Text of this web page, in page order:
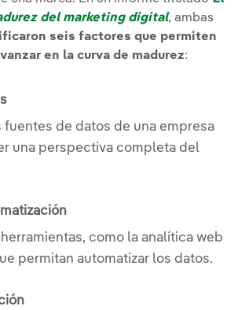
del marketing digital, ambas
seis factores que permiten
en la curva de madurez:
fuentes de datos de una empresa
una perspectiva completa del
como la analítica web
permitan automatizar los datos.